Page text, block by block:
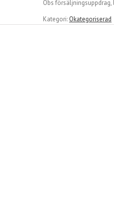
Obs
Kategori: Okategoriserad